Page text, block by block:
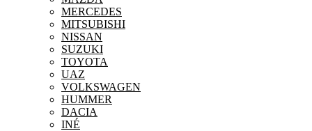
MERCEDES
MITSUBISHI
NISSAN
SUZUKI
TOYOTA
UAZ
VOLKSWAGEN
HUMMER
DACIA
INÉ